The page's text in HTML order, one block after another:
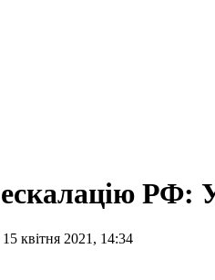
РФ:
квітня 2021, 14:34